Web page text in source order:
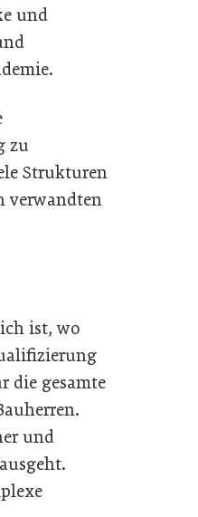
und
zu
Strukturen
verwandten
ist, wo
die gesamte
und